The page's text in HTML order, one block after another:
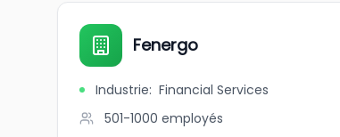
Fenergo
Industrie: Financial Services
501-1000 employés